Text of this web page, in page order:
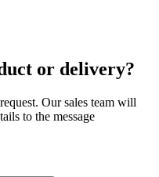
or delivery?
Our sales team will
to the message